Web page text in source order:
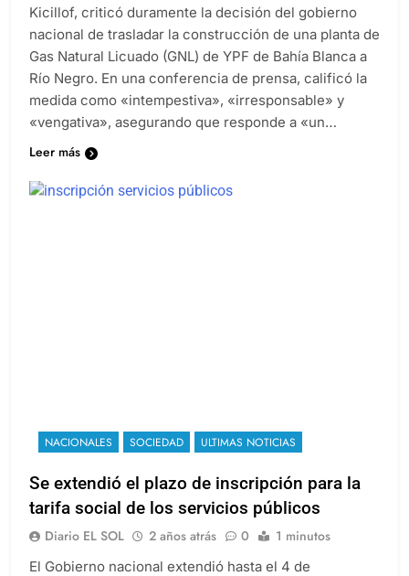
Kicillof, criticó duramente la decisión del gobierno
nacional de trasladar la construcción de una planta de
Gas Natural Licuado (GNL) de YPF de Bahía Blanca a
Río Negro. En una conferencia de prensa, calificó la
medida como «intempestiva», «irresponsable» y
«vengativa», asegurando que responde a «un…
Leer más
NACIONALES SOCIEDAD ULTIMAS NOTICIAS
Se extendió el plazo de inscripción para la
tarifa social de los servicios públicos
Diario EL SOL 2 años atrás 0 1 minutos
El Gobierno nacional extendió hasta el 4 de